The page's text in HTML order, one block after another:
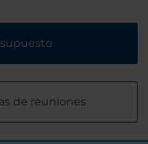
de reuniones